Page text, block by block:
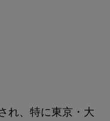
れ、特に東京・大